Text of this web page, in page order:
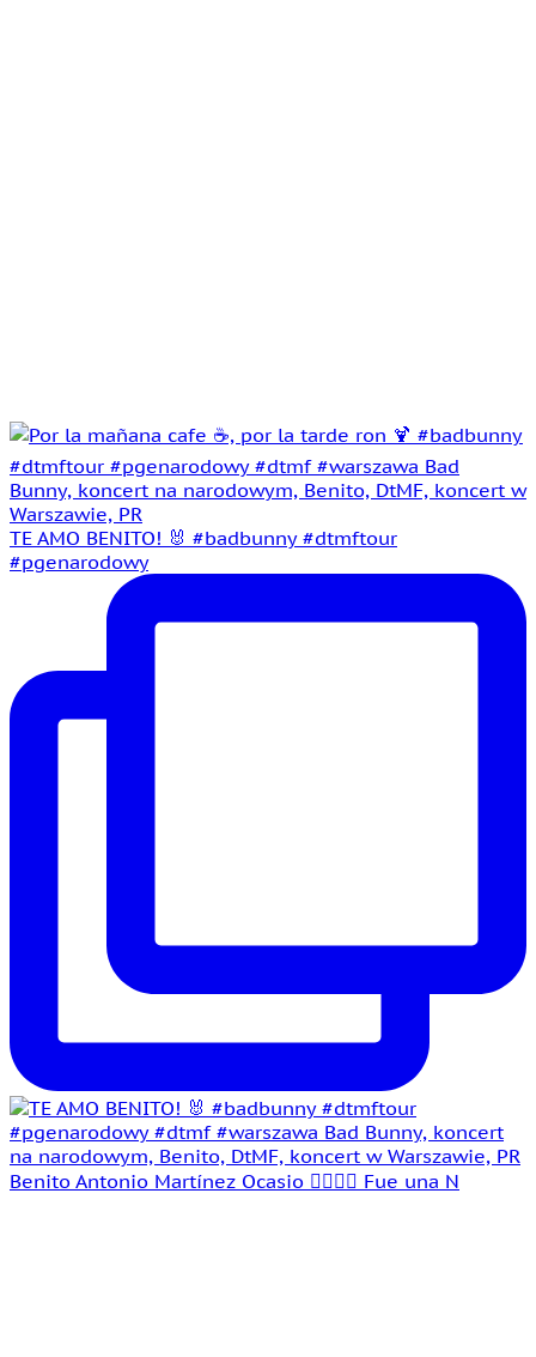
TE AMO BENITO! 🐰 #badbunny #dtmftour
#pgenarodowy
Benito Antonio Martínez Ocasio 🤵‍♂️👰‍♀️ Fue una N